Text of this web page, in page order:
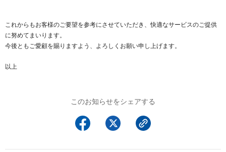
これからもお客様のご要望を参考にさせていただき、快適なサービスのご提供
に努めてまいります。
今後ともご愛顧を賜りますよう、よろしくお願い申し上げます。
以上
このお知らせをシェアする